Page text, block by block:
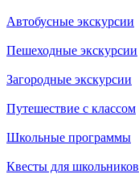
Автобусные экскурсии
Пешеходные экскурсии
Загородные экскурсии
Путешествие с классом
Школьные программы
Квесты для школьников